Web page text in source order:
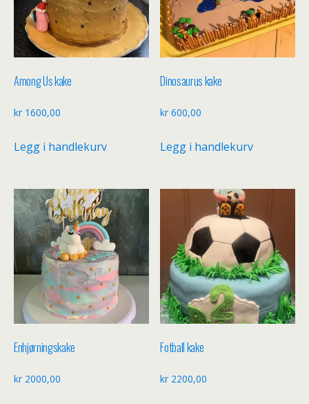
Among Us kake
kr 1600,00
Legg i handlekurv
Dinosaurus kake
kr 600,00
Legg i handlekurv
Enhjørningskake
kr 2000,00
Fotball kake
kr 2200,00